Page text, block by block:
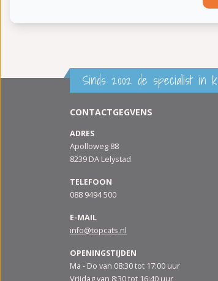
Sinds 2002 de specialist in
CONTACTGEGVENS
ADRES
Apolloweg 88
8239 DA Lelystad
TELEFOON
088 9494 500
E-MAIL
info@topcats.nl
OPENINGSTIJDEN
Ma - Do van 08:30 tot 17:00 uur